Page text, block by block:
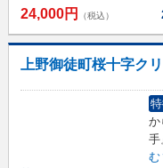
24,000円 （税込）
上野御徒町桜十字ク
か
手